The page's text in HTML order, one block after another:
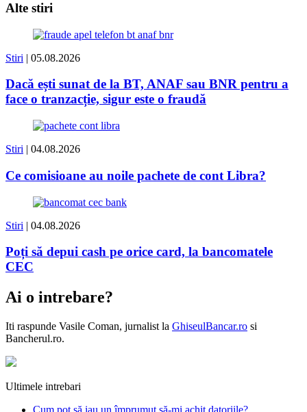
Alte stiri
Stiri | 05.08.2026
Dacă ești sunat de la BT, ANAF sau BNR pentru a
face o tranzacție, sigur este o fraudă
Stiri | 04.08.2026
Ce comisioane au noile pachete de cont Libra?
Stiri | 04.08.2026
Poți să depui cash pe orice card, la bancomatele
CEC
Ai o intrebare?
Iti raspunde Vasile Coman, jurnalist la GhiseulBancar.ro si
Bancherul.ro.
Ultimele intrebari